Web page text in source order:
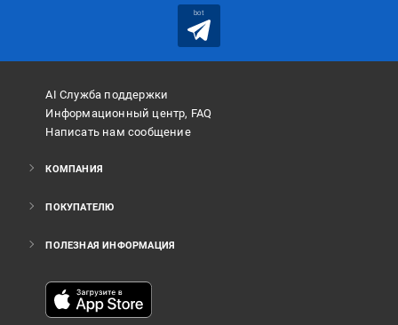
bot
AI Служба поддержки
Информационный центр, FAQ
Написать нам сообщение
КОМПАНИЯ
ПОКУПАТЕЛЮ
ПОЛЕЗНАЯ ИНФОРМАЦИЯ